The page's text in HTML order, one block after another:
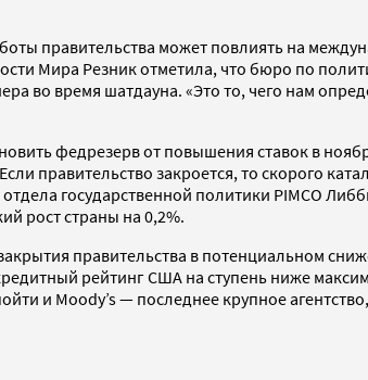
правительства может повлиять на
Мира Резник отметила, что бюро по
во время шатдауна. «Это то, чего нам
федрезерв от повышения ставок в
правительство закроется, то скорого
государственной политики PIMCO
рост страны на 0,2%.
правительства в потенциальном
рейтинг США на ступень ниже
и Moody’s — последнее крупное